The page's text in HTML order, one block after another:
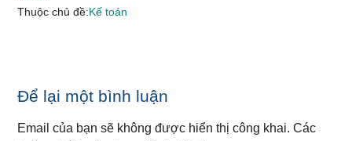
Thuộc chủ đề:Kế toán
Reader
Interactions
Để lại một bình luận
Email của bạn sẽ không được hiển thị công khai. Các